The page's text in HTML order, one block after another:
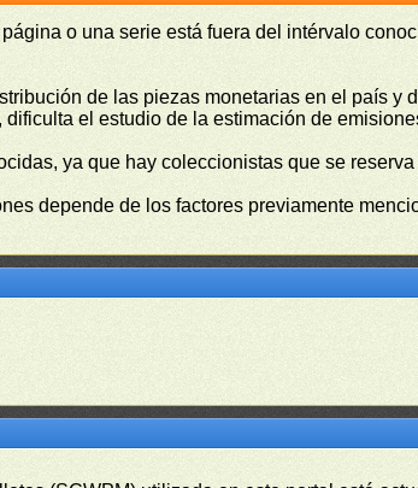
o una serie está fuera del intérvalo
de las piezas monetarias en el país y
el estudio de la estimación de
ya que hay coleccionistas que se
depende de los factores previamente